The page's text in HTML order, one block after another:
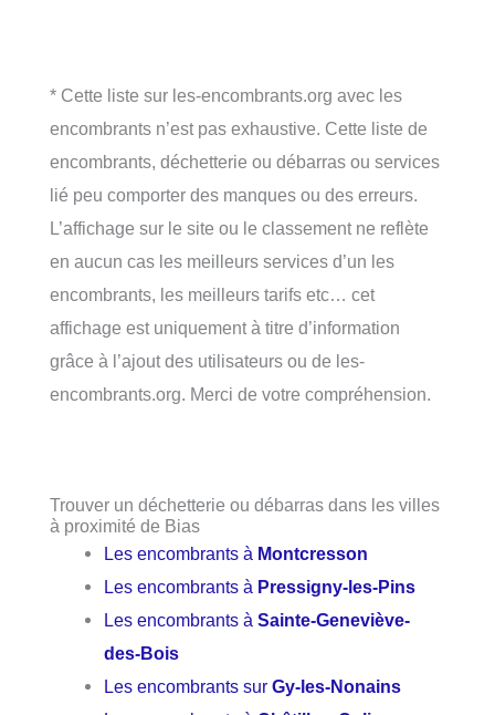
* Cette liste sur les-encombrants.org avec les
encombrants n’est pas exhaustive. Cette liste de
encombrants, déchetterie ou débarras ou services
lié peu comporter des manques ou des erreurs.
L’affichage sur le site ou le classement ne reflète
en aucun cas les meilleurs services d’un les
encombrants, les meilleurs tarifs etc… cet
affichage est uniquement à titre d’information
grâce à l’ajout des utilisateurs ou de les-
encombrants.org. Merci de votre compréhension.
Trouver un déchetterie ou débarras dans les villes
à proximité de Bias
Les encombrants à Montcresson
Les encombrants à Pressigny-les-Pins
Les encombrants àSainte-Geneviève-
des-Bois
Les encombrants surGy-les-Nonains